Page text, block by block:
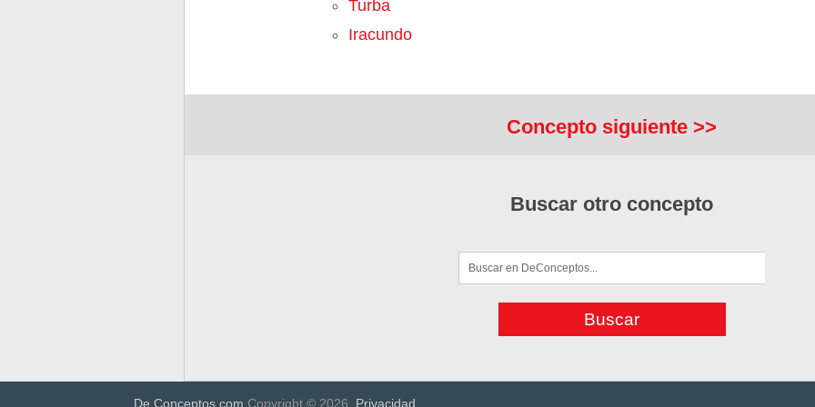
Turba
Iracundo
Concepto siguiente >>
Buscar otro concepto
De Conceptos.com Copyright © 2026. Privacidad